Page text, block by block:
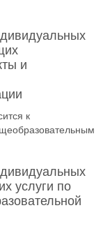
и
к
услуги по